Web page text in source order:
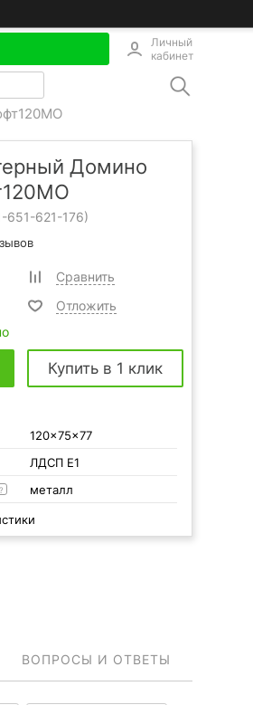
Личный
кабинет
Домино
651-621-176)
Сравнить
Отложить
Купить в 1 клик
120x75x77
ЛДСП Е1
? металл
ВОПРОСЫ И ОТВЕТЫ